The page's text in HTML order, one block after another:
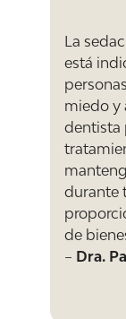
La
está
miedo y
dentista
durante
de
– Dra.